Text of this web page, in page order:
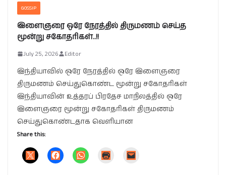
GOSSIP
இளைஞரை ஒரே நேரத்தில் திருமணம் செய்த
மூன்று சகோதரிகள்..!!
July 25, 2026 Editor
இந்தியாவில் ஒரே நேரத்தில் ஒரே இளைஞரை
திருமணம் செய்துகொண்ட மூன்று சகோதரிகள்
இந்தியாவின் உத்தரப் பிரதேச மாநிலத்தில் ஒரே
இளைஞரை மூன்று சகோதரிகள் திருமணம்
செய்துகொண்டதாக வெளியான
Share this: